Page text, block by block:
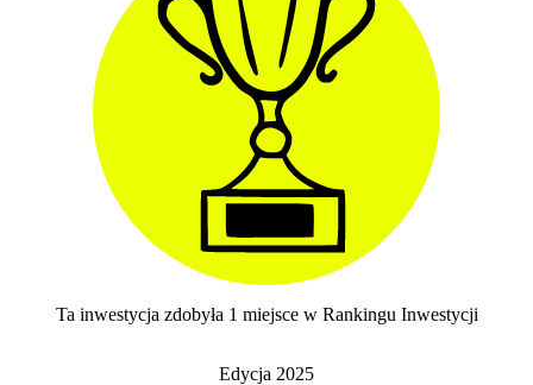
Ta inwestycja zdobyła 1 miejsce w Rankingu Inwestycji
Edycja 2025